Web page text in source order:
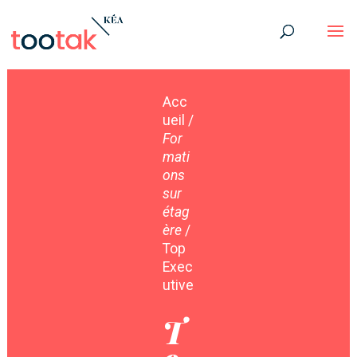
Acc
ueil /
For
mati
ons
sur
étag
ère /
Top
Exec
utive
T